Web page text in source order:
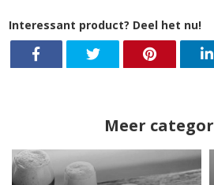
Interessant product? Deel het nu!
Meer